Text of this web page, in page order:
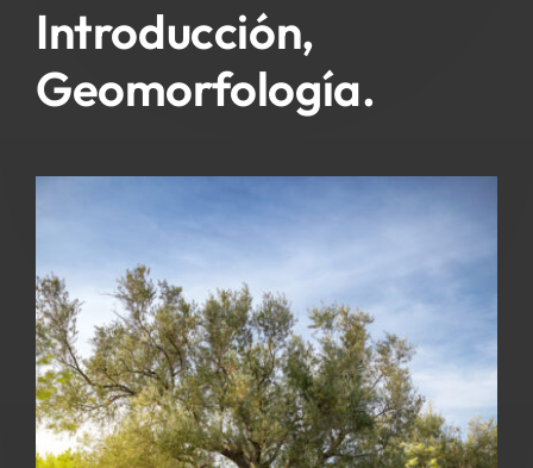
Introducción,
Geomorfología.